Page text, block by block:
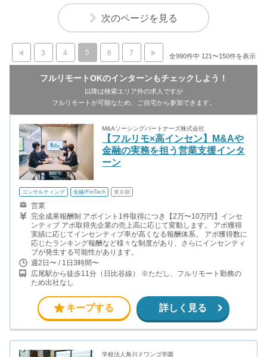
次のページを見る
3 4 5 6 7 全990件中 121〜150件を表示
フルリモートOKのインターンもチェックしよう！
以降は検索エリア外の求人ですが
フルリモートが可能なため、ご自宅から参加できます。
M&Aソーシングパートナーズ株式会社
【フルリモ×高インセン】M&Aや
金融の実務を担う営業支援インタ
ーン
コンサルティング 金融/FinTech 東京都
営業
完全成果報酬制 アポイント1件取得につき【2万〜10万円】インセ
ンティブ アポ取得先企業の売上高に応じて変動します。 アポ獲得
実績に応じてインセンティブ率が高くなる報酬体系。 アポ獲得数に
応じたランキング報酬など様々な制度があり、さらにインセンティ
ブが発生する可能性があります。
週2日〜 / 1日3時間〜
広尾駅から徒歩11分（日比谷線） ※ただし、フルリモート勤務の
ため出社なし
キープする 詳しく見る
学校法人角川ドワンゴ学園